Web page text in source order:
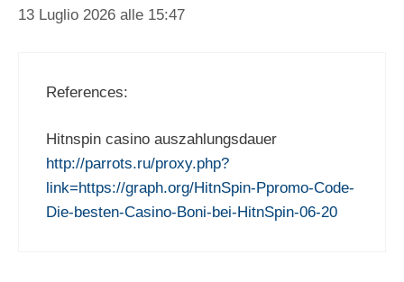
13 Luglio 2026 alle 15:47
References:
Hitnspin casino auszahlungsdauer
http://parrots.ru/proxy.php?
link=https://graph.org/HitnSpin-Ppromo-Code-
Die-besten-Casino-Boni-bei-HitnSpin-06-20